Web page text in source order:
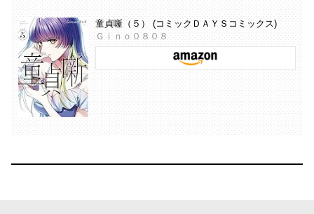
童貞噺（５） (コミックＤＡＹＳコミックス)
Ｇｉｎｏ０８０８